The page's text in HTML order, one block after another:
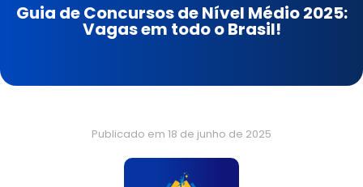
Guia de Concursos de Nível Médio 2025:
Vagas em todo o Brasil!
Publicado em 18 de junho de 2025